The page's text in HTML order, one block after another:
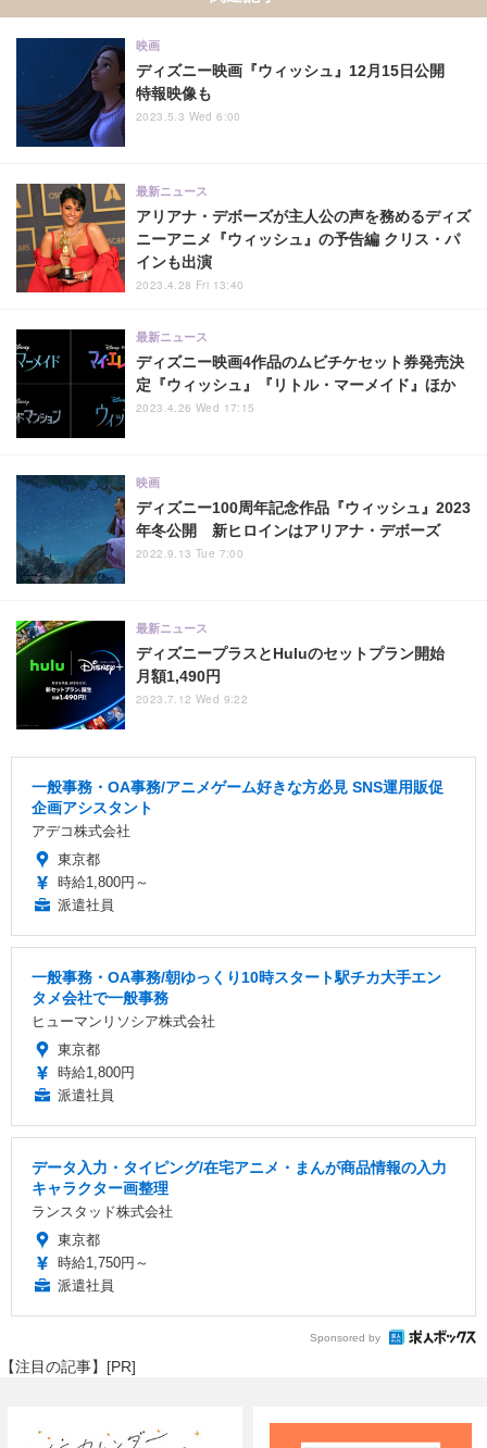
ディズニー映画『ウィッシュ』12月15日公開
特報映像も
映画
2023.5.3 Wed 6:00
アリアナ・デボーズが主人公の声を務めるディズ
ニーアニメ『ウィッシュ』の予告編 クリス・パ
インも出演
最新ニュース
2023.4.28 Fri 13:40
ディズニー映画4作品のムビチケセット券発売決
定『ウィッシュ』『リトル・マーメイド』ほか
最新ニュース
2023.4.26 Wed 17:15
ディズニー100周年記念作品『ウィッシュ』2023
年冬公開 新ヒロインはアリアナ・デボーズ
映画
2022.9.13 Tue 7:00
ディズニープラスとHuluのセットプラン開始
月額1,490円
最新ニュース
2023.7.12 Wed 9:22
一般事務・OA事務/アニメゲーム好きな方必見 SNS運用販促
企画アシスタント
アデコ株式会社
東京都
時給1,800円～
派遣社員
一般事務・OA事務/朝ゆっくり10時スタート駅チカ大手エン
タメ会社で一般事務
ヒューマンリソシア株式会社
東京都
時給1,800円
派遣社員
データ入力・タイピング/在宅アニメ・まんが商品情報の入力
キャラクター画整理
ランスタッド株式会社
東京都
時給1,750円～
派遣社員
Sponsored by
【注目の記事】[PR]